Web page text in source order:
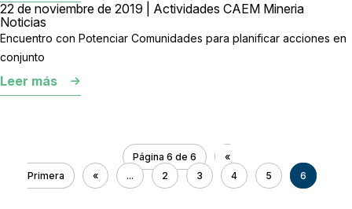
22 de noviembre de 2019 | Actividades CAEM Mineria
Noticias
Encuentro con Potenciar Comunidades para planificar acciones en
conjunto
Leer más
Página 6 de 6
«
Primera
« ... 2 3 4 5 6